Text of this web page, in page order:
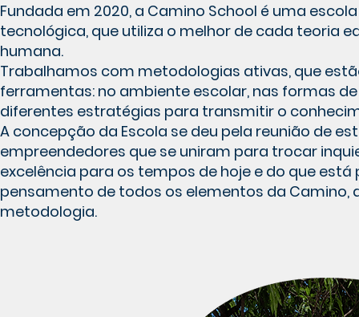
Fundada em 2020, a Camino School é uma
tecnológica, que utiliza o melhor de cada teoria
humana.
Trabalhamos com metodologias ativas, que
ferramentas: no ambiente escolar, nas formas
diferentes estratégias para transmitir o
A concepção da Escola se deu pela reunião de
empreendedores que se uniram para trocar
excelência para os tempos de hoje e do que
pensamento de todos os elementos da
metodologia.